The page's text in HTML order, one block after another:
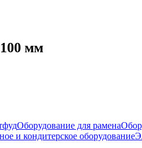
мм
Оборудование для рамена
и кондитерское оборудование